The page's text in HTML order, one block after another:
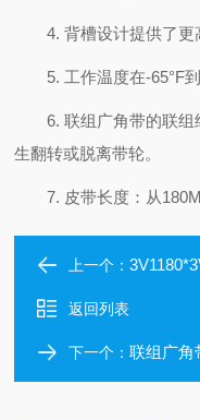
4. 背槽设计提供了更
5. 工作温度在-65°F到
6. 联组广角带的联组
生翻转或脱离带轮。
7. 皮带长度：从
上一个：
返回列表
下一个：联组广角带3/